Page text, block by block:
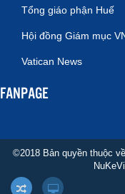
Tổng giáo phận Huế
Hội đồng Giám mục
Vatican News
FANPAGE
©2018 Bản quyền thuộc